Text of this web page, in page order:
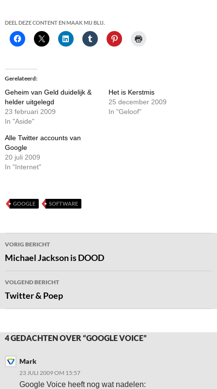
DEEL DEZE CONTENT EN MAAK MIJ BLIJ.
Gerelateerd
Geheim van Geld duidelijk &
helder uitgelegd
23 februari 2009
In "Aside"
Het is Kerstmis
25 december 2009
In "Geloof"
Alle Twitter accounts van
Google
20 juli 2009
In "Internet"
GOOGLE SOFTWARE
Bericht
navigatie
VORIG BERICHT
Michael Jackson is DOOD
VOLGEND BERICHT
Twitter & Poep
4 GEDACHTEN OVER “GOOGLE VOICE”
Mark
23 JULI 2009 OM 15:57
Google Voice heeft nog wat nadelen: